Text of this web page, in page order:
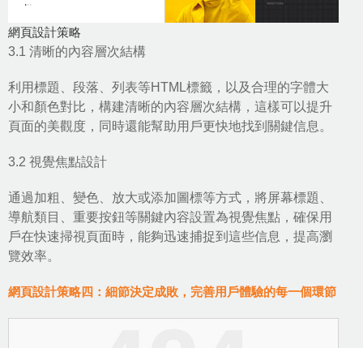
網頁設計策略
3.1 清晰的內容層次結構
利用標題、段落、列表等HTML標籤，以及合理的字體大
小和顏色對比，構建清晰的內容層次結構，這樣可以提升
頁面的美觀度，同時還能幫助用戶更快地找到關鍵信息。
3.2 視覺焦點設計
通過加粗、變色、放大或添加圖標等方式，將屏幕標題、
導航類目、重要按鈕等關鍵內容設置為視覺焦點，確保用
戶在快速掃視頁面時，能夠迅速捕捉到這些信息，提高瀏
覽效率。
網頁設計策略四：細節決定成敗，完善用戶體驗的每一個環節